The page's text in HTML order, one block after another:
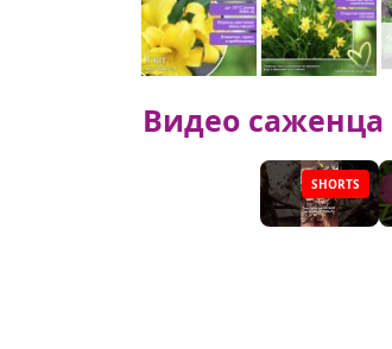
Видео
SHORTS